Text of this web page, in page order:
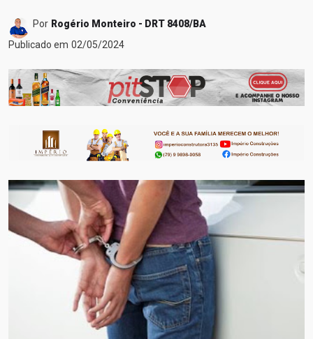
Por Rogério Monteiro - DRT 8408/BA
Publicado em 02/05/2024